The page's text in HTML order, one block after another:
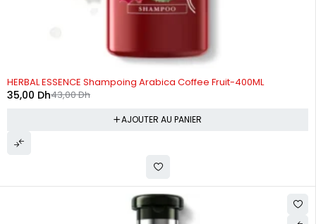
-19%
HERBAL ESSENCE Shampoing Arabica Coffee Fruit-400ML
43,00Dh
35,00 Dh
AJOUTER AU PANIER